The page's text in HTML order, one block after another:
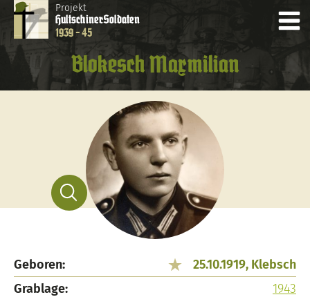
Projekt
HultschinerSoldaten
1939 - 45
Blokesch Maxmilian
Geboren:
25.10.1919, Klebsch
Grablage:
1943